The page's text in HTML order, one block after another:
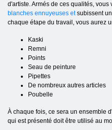
d'artiste. Armés de ces qualités,
blanches ennuyeuses etsubissent
chaque étape du travail, vous aurez
Kaski
Remni
Points
Seau de peinture
Pipettes
De nombreux autres articles
Poubelle
À chaque fois, ce sera un ensemble
qui est présenté doit être utilisé au